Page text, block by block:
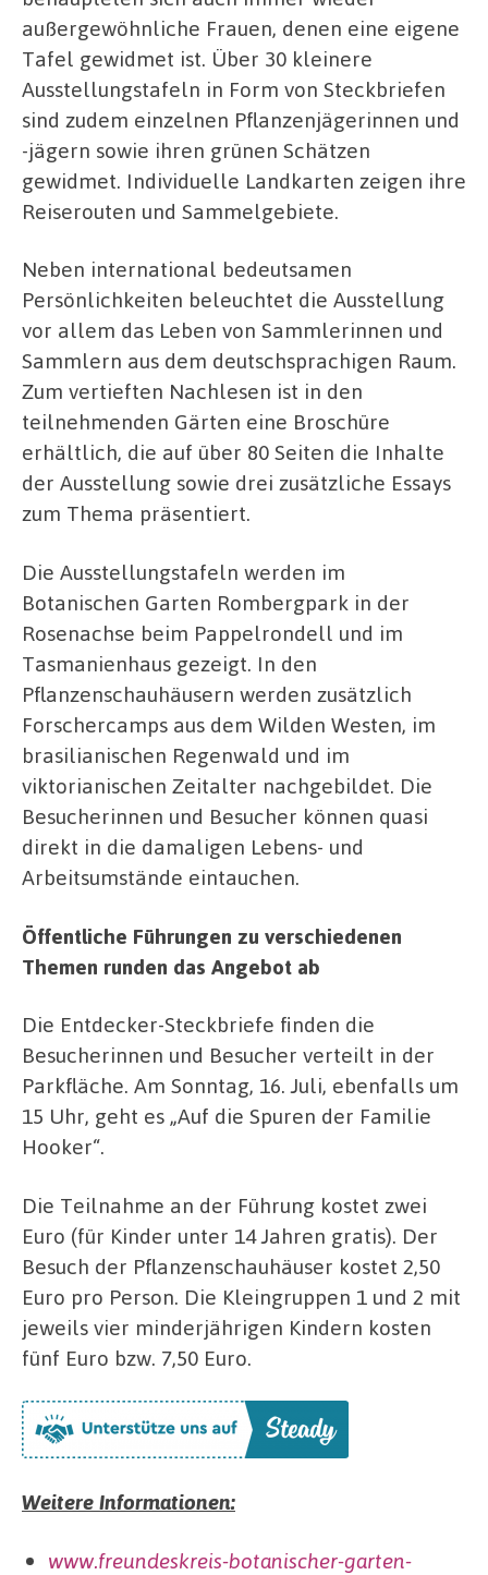
außergewöhnliche Frauen, denen eine eigene
Tafel gewidmet ist. Über 30 kleinere
Ausstellungstafeln in Form von Steckbriefen
sind zudem einzelnen Pflanzenjägerinnen und
-jägern sowie ihren grünen Schätzen
gewidmet. Individuelle Landkarten zeigen ihre
Reiserouten und Sammelgebiete.
Neben international bedeutsamen
Persönlichkeiten beleuchtet die Ausstellung
vor allem das Leben von Sammlerinnen und
Sammlern aus dem deutschsprachigen Raum.
Zum vertieften Nachlesen ist in den
teilnehmenden Gärten eine Broschüre
erhältlich, die auf über 80 Seiten die Inhalte
der Ausstellung sowie drei zusätzliche Essays
zum Thema präsentiert.
Die Ausstellungstafeln werden im
Botanischen Garten Rombergpark in der
Rosenachse beim Pappelrondell und im
Tasmanienhaus gezeigt. In den
Pflanzenschauhäusern werden zusätzlich
Forschercamps aus dem Wilden Westen, im
brasilianischen Regenwald und im
viktorianischen Zeitalter nachgebildet. Die
Besucherinnen und Besucher können quasi
direkt in die damaligen Lebens- und
Arbeitsumstände eintauchen.
Öffentliche Führungen zu verschiedenen
Themen runden das Angebot ab
Die Entdecker-Steckbriefe finden die
Besucherinnen und Besucher verteilt in der
Parkfläche. Am Sonntag, 16. Juli, ebenfalls um
15 Uhr, geht es „Auf die Spuren der Familie
Hooker“.
Die Teilnahme an der Führung kostet zwei
Euro (für Kinder unter 14 Jahren gratis). Der
Besuch der Pflanzenschauhäuser kostet 2,50
Euro pro Person. Die Kleingruppen 1 und 2 mit
jeweils vier minderjährigen Kindern kosten
fünf Euro bzw. 7,50 Euro.
Weitere Informationen:
www.freundeskreis-botanischer-garten-